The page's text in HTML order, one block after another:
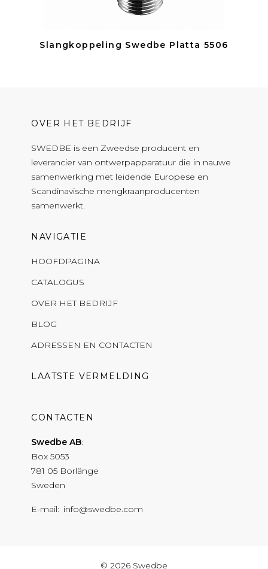
Slangkoppeling Swedbe Platta 5506
OVER HET BEDRIJF
SWEDBE is een Zweedse producent en
leverancier van ontwerpapparatuur die in nauwe
samenwerking met leidende Europese en
Scandinavische mengkraanproducenten
samenwerkt.
NAVIGATIE
HOOFDPAGINA
CATALOGUS
OVER HET BEDRIJF
BLOG
ADRESSEN EN CONTACTEN
LAATSTE VERMELDING
СONTACTEN
Swedbe AB
Box 5053
781 05 Borlänge
Sweden
E-mail info@swedbe.com
© 2026 Swedbe